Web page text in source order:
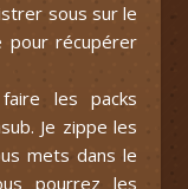
sous sur le
pour récupérer
les packs
Je zippe les
mets dans le
pourrez les